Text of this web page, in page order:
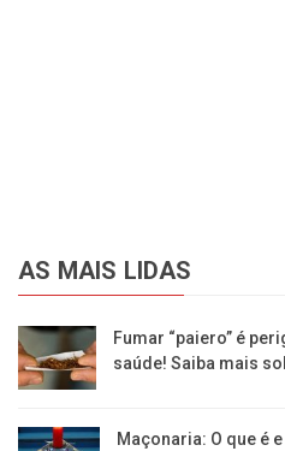
AS MAIS LIDAS
Fumar “paiero” é
saúde! Saiba mais
Maçonaria: O que é